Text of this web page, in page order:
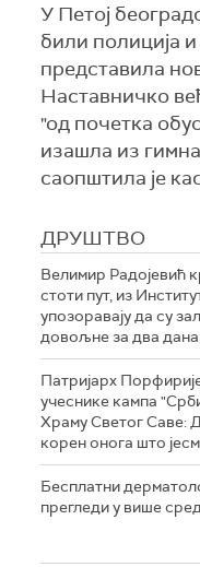
У Петој
били полиција
представила
Наставничко
"од почетка
изашла из
саопштила је
ДРУШТВО
Велимир Радојевић
стоти пут, из
упозоравају да су
довољне за два дана
Патријарх
учеснике кампа
Храму Светог Саве:
корен онога што
Бесплатни
прегледи у више